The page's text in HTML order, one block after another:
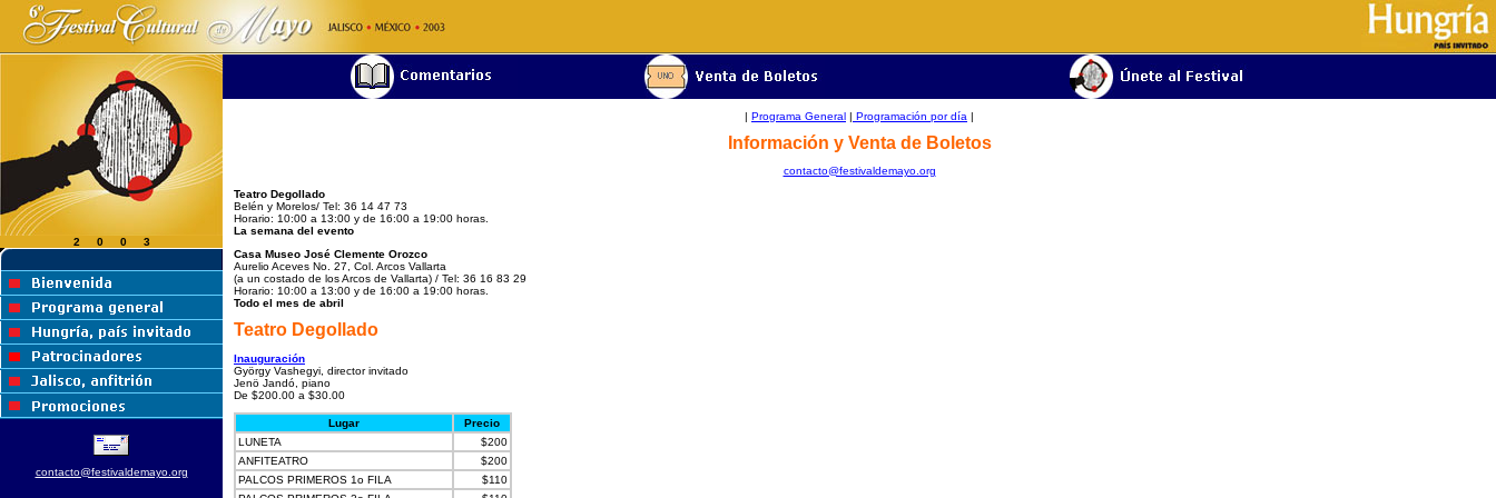
2 0 0 3
contacto@festivaldemayo.org
| Programa General | Programación por día |
Información y Venta de Boletos
contacto@festivaldemayo.org
Teatro Degollado
Belén y Morelos/ Tel: 36 14 47 73
Horario: 10:00 a 13:00 y de 16:00 a 19:00 horas.
La semana del evento
Casa Museo José Clemente Orozco
Aurelio Aceves No. 27, Col. Arcos Vallarta
(a un costado de los Arcos de Vallarta) / Tel: 36 16 83 29
Horario: 10:00 a 13:00 y de 16:00 a 19:00 horas.
Todo el mes de abril
Teatro Degollado
Inauguración
György Vashegyi, director invitado
Jenö Jandó, piano
De $200.00 a $30.00
Lugar
Precio
LUNETA
$200
ANFITEATRO
$200
PALCOS PRIMEROS 1o FILA
$110